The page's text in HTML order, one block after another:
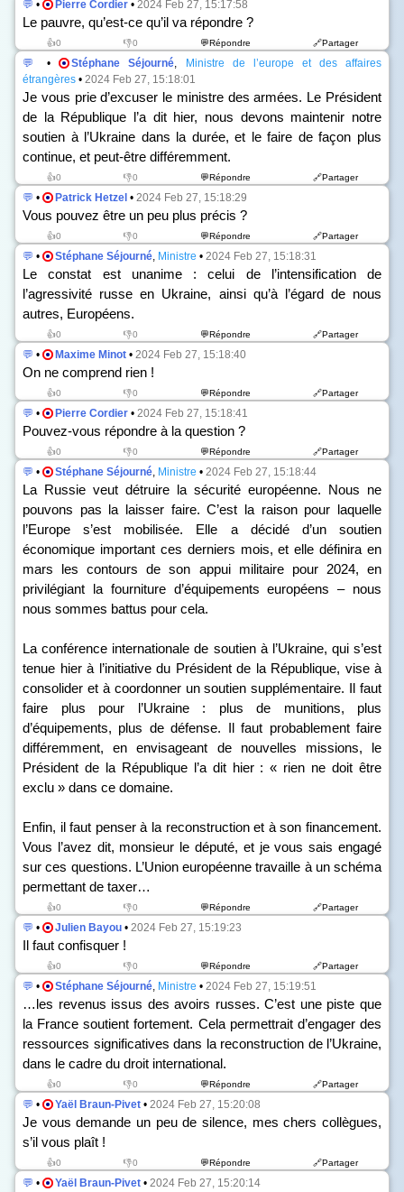
💬 • Pierre Cordier • 2024 Feb 27, 15:17:58
Le pauvre, qu’est-ce qu’il va répondre ?
👍0 👎0 💬Répondre 🔗Partager
💬 • Stéphane Séjourné,
Ministre de l’europe et des affaires
étrangères • 2024 Feb 27, 15:18:01
Je vous prie d’excuser le ministre des armées. Le Président
de la République l’a dit hier, nous devons maintenir notre
soutien à l’Ukraine dans la durée, et le faire de façon plus
continue, et peut-être différemment.
👍0 👎0 💬Répondre 🔗Partager
💬 • Patrick Hetzel • 2024 Feb 27, 15:18:29
Vous pouvez être un peu plus précis ?
👍0 👎0 💬Répondre 🔗Partager
💬 • Stéphane Séjourné, Ministre • 2024 Feb 27, 15:18:31
Le constat est unanime : celui de l’intensification de
l’agressivité russe en Ukraine, ainsi qu’à l’égard de nous
autres, Européens.
👍0 👎0 💬Répondre 🔗Partager
💬 • Maxime Minot • 2024 Feb 27, 15:18:40
On ne comprend rien !
👍0 👎0 💬Répondre 🔗Partager
💬 • Pierre Cordier • 2024 Feb 27, 15:18:41
Pouvez-vous répondre à la question ?
👍0 👎0 💬Répondre 🔗Partager
💬 • Stéphane Séjourné, Ministre • 2024 Feb 27, 15:18:44
La Russie veut détruire la sécurité européenne. Nous ne
pouvons pas la laisser faire. C’est la raison pour laquelle
l’Europe s’est mobilisée. Elle a décidé d’un soutien
économique important ces derniers mois, et elle définira en
mars les contours de son appui militaire pour 2024, en
privilégiant la fourniture d’équipements européens – nous
nous sommes battus pour cela.
La conférence internationale de soutien à l’Ukraine, qui s’est
tenue hier à l’initiative du Président de la République, vise à
consolider et à coordonner un soutien supplémentaire. Il faut
faire plus pour l’Ukraine : plus de munitions, plus
d’équipements, plus de défense. Il faut probablement faire
différemment, en envisageant de nouvelles missions, le
Président de la République l’a dit hier : « rien ne doit être
exclu » dans ce domaine.
Enfin, il faut penser à la reconstruction et à son financement.
Vous l’avez dit, monsieur le député, et je vous sais engagé
sur ces questions. L’Union européenne travaille à un schéma
permettant de taxer…
👍0 👎0 💬Répondre 🔗Partager
💬 • Julien Bayou • 2024 Feb 27, 15:19:23
Il faut confisquer !
👍0 👎0 💬Répondre 🔗Partager
💬 • Stéphane Séjourné, Ministre • 2024 Feb 27, 15:19:51
…les revenus issus des avoirs russes. C’est une piste que
la France soutient fortement. Cela permettrait d’engager des
ressources significatives dans la reconstruction de l’Ukraine,
dans le cadre du droit international.
👍0 👎0 💬Répondre 🔗Partager
💬 • Yaël Braun-Pivet • 2024 Feb 27, 15:20:08
Je vous demande un peu de silence, mes chers collègues,
s’il vous plaît !
👍0 👎0 💬Répondre 🔗Partager
💬 • Yaël Braun-Pivet • 2024 Feb 27, 15:20:14